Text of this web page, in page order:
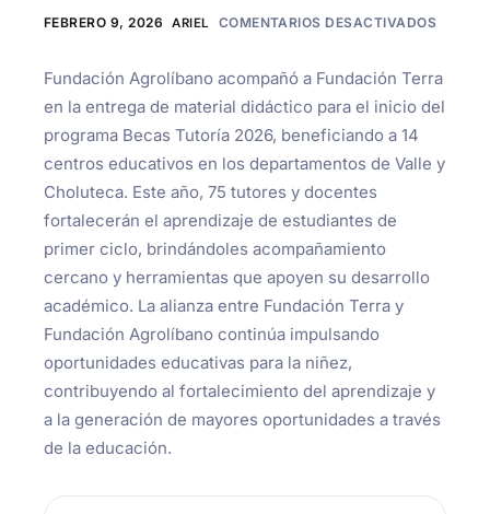
FEBRERO 9, 2026 ARIEL COMENTARIOS DESACTIVADOS
Fundación Agrolíbano acompañó a Fundación Terra
en la entrega de material didáctico para el inicio del
programa Becas Tutoría 2026, beneficiando a 14
centros educativos en los departamentos de Valle y
Choluteca. Este año, 75 tutores y docentes
fortalecerán el aprendizaje de estudiantes de
primer ciclo, brindándoles acompañamiento
cercano y herramientas que apoyen su desarrollo
académico. La alianza entre Fundación Terra y
Fundación Agrolíbano continúa impulsando
oportunidades educativas para la niñez,
contribuyendo al fortalecimiento del aprendizaje y
a la generación de mayores oportunidades a través
de la educación.